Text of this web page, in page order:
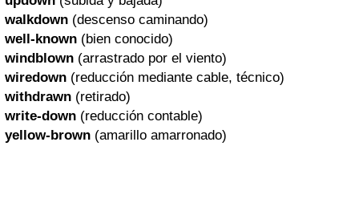
walkdown (descenso caminando)
well-known (bien conocido)
windblown (arrastrado por el viento)
wiredown (reducción mediante cable, técnico)
withdrawn (retirado)
write-down (reducción contable)
yellow-brown (amarillo amarronado)